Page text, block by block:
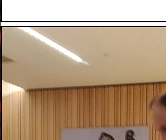
angenommenen Stromausfall war
zunächst versperrt und musste
werden